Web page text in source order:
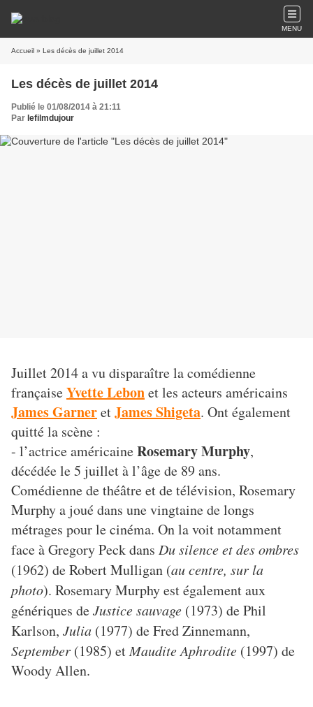
MENU
Accueil » Les décès de juillet 2014
Les décès de juillet 2014
Publié le 01/08/2014 à 21:11
Par lefilmdujour
Juillet 2014 a vu disparaître la comédienne
françaiseYvette Lebonet les acteurs américains
James GarneretJames Shigeta. Ont également
quitté la scène :
- l’actrice américaineRosemary Murphy,
décédée le 5 juillet à l’âge de 89 ans.
Comédienne de théâtre et de télévision, Rosemary
Murphy a joué dans une vingtaine de longs
métrages pour le cinéma. On la voit notamment
face à Gregory Peck dans Du silence et des ombres
(1962) de Robert Mulligan (au centre, sur la
photo). Rosemary Murphy est également aux
génériques deJustice sauvage (1973) de Phil
Karlson, Julia (1977) de Fred Zinnemann,
September (1985) etMaudite Aphrodite (1997) de
Woody Allen.